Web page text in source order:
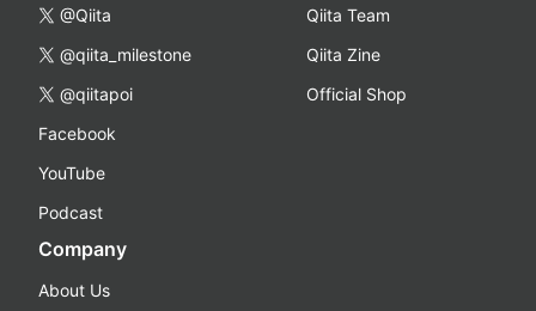
@Qiita
@qiita_milestone
@qiitapoi
Facebook
YouTube
Podcast
Qiita Team
Qiita Zine
Official Shop
Company
About Us